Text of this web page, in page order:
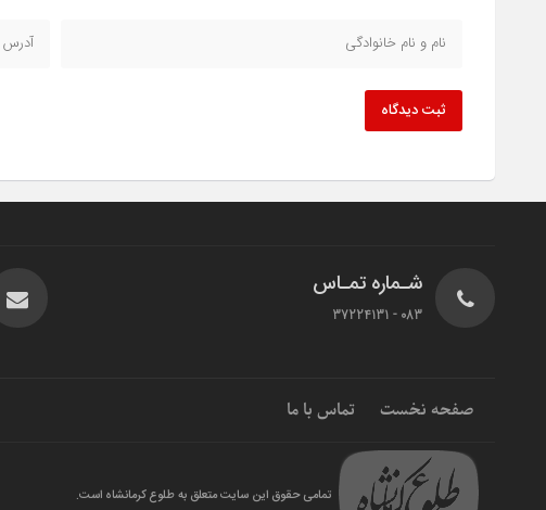
ثبت دیدگاه
شـماره تمـاس
083 - 37224131
صفحه نخست تماس با ما
تمامی حقوق این سایت متعلق به طلوع کرمانشاه است.